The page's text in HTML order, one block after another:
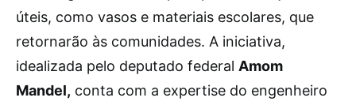
úteis, como vasos e materiais escolares, que
retornarão às comunidades. A iniciativa,
idealizada pelo deputado federal Amom
Mandel, conta com a expertise do engenheiro